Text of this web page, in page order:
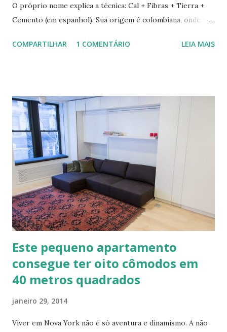
O próprio nome explica a técnica: Cal + Fibras + Tierra +
Cemento (em espanhol). Sua origem é colombiana, onde foi
especialista em Geobiologia. Diferente das misturas de
diferentes traços permite vários usos: revestimentos de
paredes (convencionais, de madeira ou de terra), relevos
artísticos, coberturas e também como estruturas. Fonte:
http://www.ecocentro.org/ Telhado em Calfitice Externo
Telhado em Calfitice Externo
COMPARTILHAR 1 COMENTÁRIO LEIA MAIS
Este pequeno apartamento
consegue ter oito cômodos em
40 metros quadrados
janeiro 29, 2014
Viver em Nova York não é só aventura e dinamismo. A não